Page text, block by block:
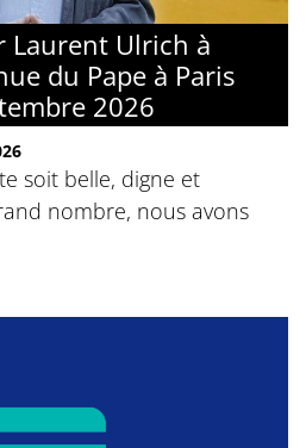
Laurent Ulrich à
du Pape à Paris
2026
soit belle, digne et
nombre, nous avons